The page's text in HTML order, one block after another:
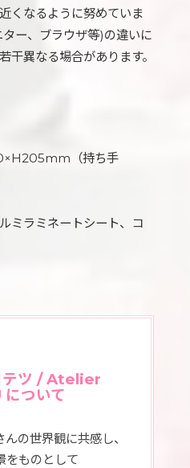
くなるように努めていま
ー、ブラウザ等)の違いに
干異なる場合があります。
（持ち手
ミラミネートシート、コ
テツ / Atelier
ついて
の世界観に共感し、
をものとして